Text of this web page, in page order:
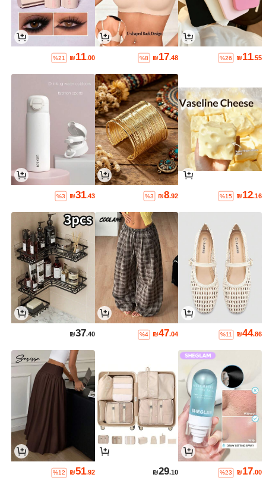
₪11.55
%26
₪17.48
%8
₪11.00
%21
₪12.16
%15
₪8.92
%3
₪31.43
%3
₪44.86
%11
₪47.04
%4
₪37.40
₪17.00
%23
₪29.10
₪51.92
%12